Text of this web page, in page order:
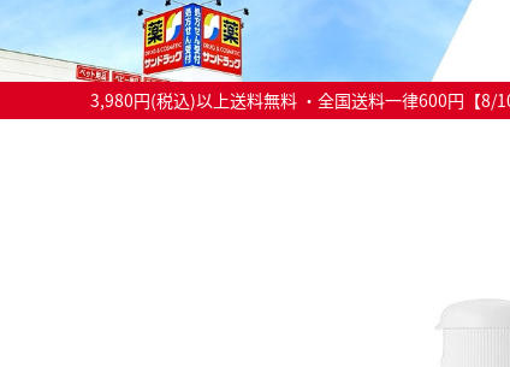
3,980円(税込)以上送料無料 ・全国送料一律600円【8/